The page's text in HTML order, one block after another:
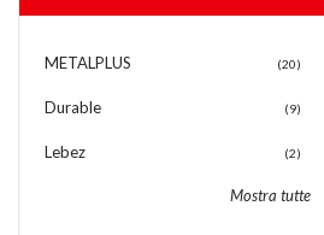
METALPLUS (20)
Durable (9)
Lebez (2)
Mostra tutte